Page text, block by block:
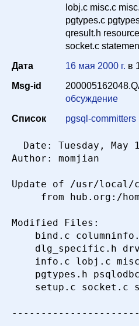
Сортировка
lobj.c misc.c
pgtypes.c
qresult.h
socket.c
Дата
16 мая 2000 г. в
Msg-id
обсуждение
Список
pgsql-committers
Date: Tuesday, May
Author: momjian
Update of /usr/local/
from hub.org:/
Modified Files: